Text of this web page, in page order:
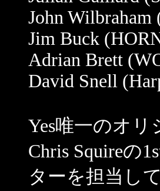
John Wilbraham
Jim Buck
Adrian Brett
David Snell
Yes唯一のオ
Chris Squireの
ターを担当し